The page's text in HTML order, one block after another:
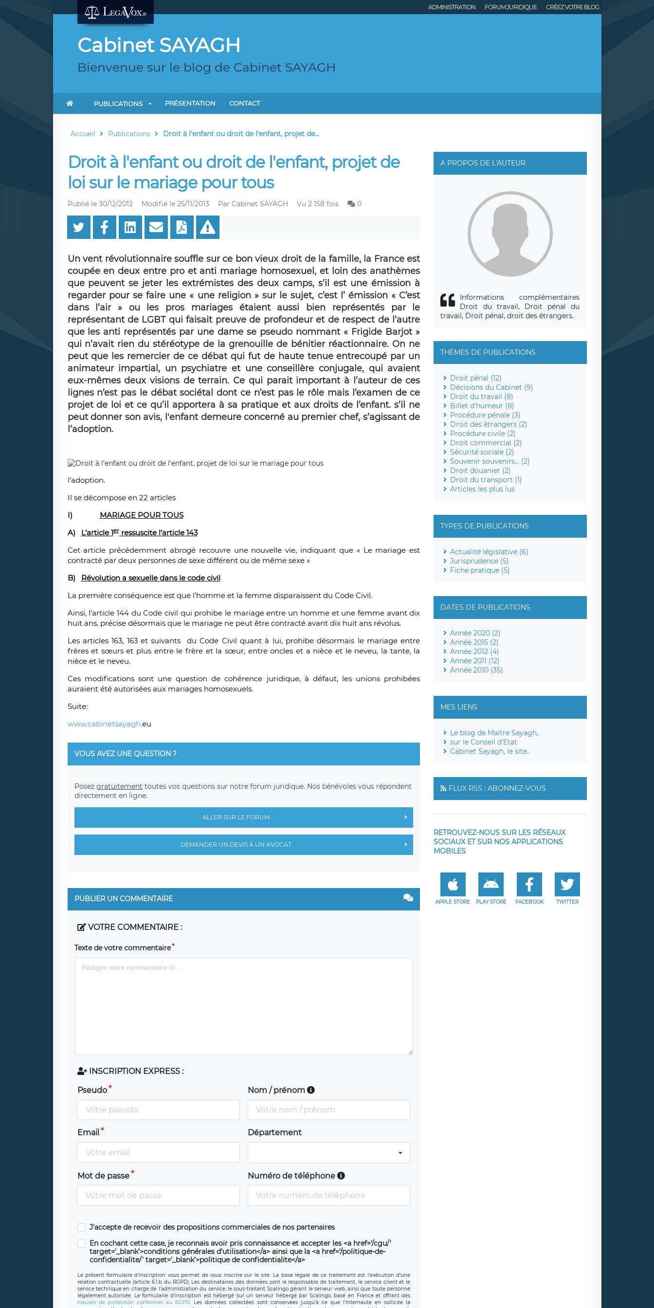
ADMINISTRATION FORUM JURIDIQUE CRÉEZ VOTRE BLOG
Cabinet SAYAGH
Bienvenue sur le blog de Cabinet SAYAGH
PUBLICATIONS PRÉSENTATION CONTACT
Accueil Publications Droit à l'enfant ou droit de l'enfant, projet de...
Droit à l'enfant ou droit de l'enfant, projet de
loi sur le mariage pour tous
Publié le 30/12/2012 Modifié le 25/11/2013 Par Cabinet SAYAGH Vu 2 158 fois 0
Un vent révolutionnaire souffle sur ce bon vieux droit de la famille, la France est
coupée en deux entre pro et anti mariage homosexuel, et loin des anathèmes
que peuvent se jeter les extrémistes des deux camps, s’il est une émission à
regarder pour se faire une « une religion » sur le sujet, c’est l’ émission « C’est
dans l’air » ou les pros mariages étaient aussi bien représentés par le
représentant de LGBT qui faisait preuve de profondeur et de respect de l’autre
que les anti représentés par une dame se pseudo nommant « Frigide Barjot »
qui n’avait rien du stéréotype de la grenouille de bénitier réactionnaire. On ne
peut que les remercier de ce débat qui fut de haute tenue entrecoupé par un
animateur impartial, un psychiatre et une conseillère conjugale, qui avaient
eux-mêmes deux visions de terrain. Ce qui parait important à l’auteur de ces
lignes n’est pas le débat sociétal dont ce n’est pas le rôle mais l’examen de ce
projet de loi et ce qu’il apportera à sa pratique et aux droits de l’enfant. s’il ne
peut donner son avis, l'enfant demeure concerné au premier chef, s’agissant de
l’adoption.
l’adoption.
Il se décompose en 22 articles
I) MARIAGE POUR TOUS
A) L’article 1erressuscite l’article 143
Cet article précédemment abrogé recouvre une nouvelle vie, indiquant que « Le mariage est
contracté par deux personnes de sexe différent ou de même sexe »
B) Révolution a sexuelle dans le code civil
La première conséquence est que l’homme et la femme disparaissent du Code Civil.
Ainsi, l’article 144 du Code civil qui prohibe le mariage entre un homme et une femme avant dix
huit ans, précise désormais que le mariage ne peut être contracté avant dix huit ans révolus.
Les articles 163, 163 et suivants du Code Civil quant à lui, prohibe désormais le mariage entre
frères et sœurs et plus entre le frère et la sœur, entre oncles et a nièce et le neveu, la tante, la
nièce et le neveu.
Ces modifications sont une question de cohérence juridique, à défaut, les unions prohibées
auraient été autorisées aux mariages homosexuels.
Suite:
www.cabinetsayagh.eu
VOUS AVEZ UNE QUESTION ?
Posez gratuitement toutes vos questions sur notre forum juridique. Nos bénévoles vous répondent
directement en ligne.
ALLER SUR LE FORUM
DEMANDER UN DEVIS À UN AVOCAT
PUBLIER UN COMMENTAIRE
VOTRE COMMENTAIRE :
Texte de votre commentaire
INSCRIPTION EXPRESS :
Pseudo Nom / prénom
Email Département
Mot de passe Numéro de téléphone
J'accepte de recevoir des propositions commerciales de nos partenaires
En cochant cette case, je reconnais avoir pris connaissance et accepter les <a href='/cgu/'
target='_blank'>conditions générales d'utilisation</a> ainsi que la <a href='/politique-de-
confidentialite/' target='_blank'>politique de confidentialite</a>
Le présent formulaire d’inscription vous permet de vous inscrire sur le site. La base légale de ce traitement est l’exécution d’une
relation contractuelle (article 6.1.b du RGPD). Les destinataires des données sont le responsable de traitement, le service client et le
service technique en charge de l’administration du service, le sous-traitant Scalingo gérant le serveur web, ainsi que toute personne
légalement autorisée. Le formulaire d’inscription est hébergé sur un serveur hébergé par Scalingo, basé en France et offrant des
clauses de protection conformes au RGPD. Les données collectées sont conservées jusqu’à ce que l’Internaute en sollicite la
A PROPOS DE L'AUTEUR
Informations complémentaires
Droit du travail, Droit pénal du
travail, Droit pénal, droit des étrangers.
THÈMES DE PUBLICATIONS
Droit pénal (12)
Décisions du Cabinet (9)
Droit du travail (8)
Billet d'humeur (8)
Procédure pénale (3)
Droit des étrangers (2)
Procédure civile (2)
Droit commercial (2)
Sécurité sociale (2)
Souvenir souvenirs... (2)
Droit douanier (2)
Droit du transport (1)
Articles les plus lus
TYPES DE PUBLICATIONS
Actualité législative (6)
Jurisprudence (5)
Fiche pratique (5)
DATES DE PUBLICATIONS
Année 2020 (2)
Année 2015 (2)
Année 2012 (4)
Année 2011 (12)
Année 2010 (35)
MES LIENS
Le blog de Maître Sayagh,
sur le Conseil d'Etat
Cabinet Sayagh, le site..
FLUX RSS : ABONNEZ-VOUS
RETROUVEZ-NOUS SUR LES RÉSEAUX
SOCIAUX ET SUR NOS APPLICATIONS
MOBILES
APPLE STORE PLAY STORE FACEBOOK TWITTER